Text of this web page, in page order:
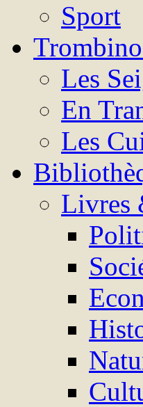
Sport
Les
En
Les
Livres